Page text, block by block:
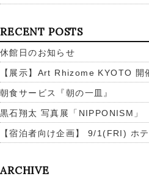
RECENT POSTS
休館日のお知らせ
【展示】Art Rhizome KYOTO 開
朝食サービス『朝の一皿』
黒石翔太 写真展「NIPPONISM」
【宿泊者向け企画】 9/1(FRI) ホ
ARCHIVE